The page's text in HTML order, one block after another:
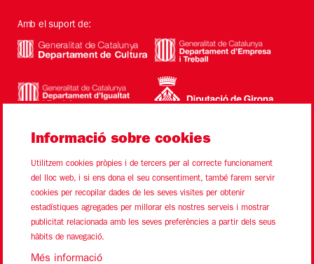
Amb el suport de:
Sitemap Avís Legal Ús de Cookies Contacte
Informació sobre cookies
Utilitzem cookies pròpies i de tercers per al correcte funcionament
del lloc web, i si ens dona el seu consentiment, també farem servir
cookies per recopilar dades de les seves visites per obtenir
estadístiques agregades per millorar els nostres serveis i mostrar
publicitat relacionada amb les seves preferències a partir dels seus
hàbits de navegació.
Més informació